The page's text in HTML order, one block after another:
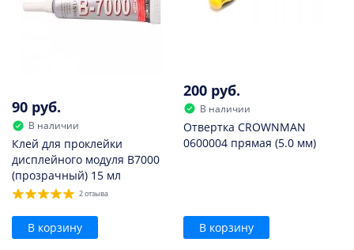
90 руб.
В наличии
Клей для проклейки
дисплейного модуля B7000
(прозрачный) 15 мл
2 отзыва
В корзину
200 руб.
В наличии
Отвертка CROWNMAN
0600004 прямая (5.0 мм)
В корзину